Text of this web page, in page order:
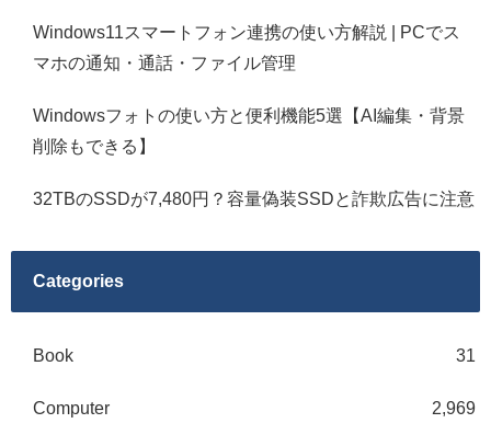
Windows11スマートフォン連携の使い方解説 | PCでス
マホの通知・通話・ファイル管理
Windowsフォトの使い方と便利機能5選【AI編集・背景
削除もできる】
32TBのSSDが7,480円？容量偽装SSDと詐欺広告に注意
Categories
Book 31
Computer 2,969